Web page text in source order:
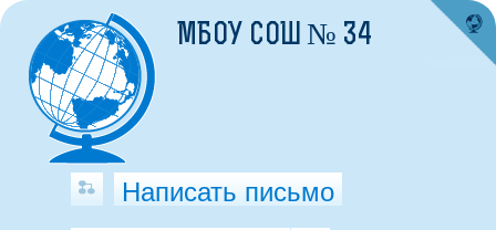
МБОУ СОШ № 34
Написать письмо